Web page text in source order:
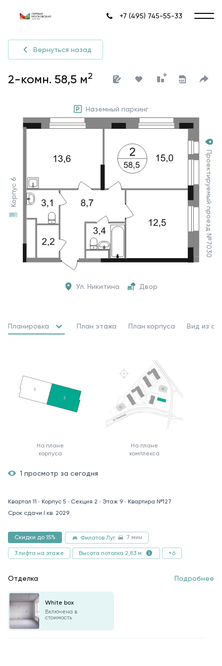
+7 (495) 745-55-33
Вернуться назад
2-комн. 58,5 м2
Корпус 6 Проектируемый проезд №7030
Ул. Никитина Двор
Наземный паркинг
Планировка План этажа План корпуса Вид из
На плане
корпуса
На плане
комплекса
1 просмотр за сегодня
Квартал 11 Корпус 5 Секция 2 Этаж 9
Квартира №127
Срок сдачи I кв. 2029
Скидки до 15% Филатов Луг 7 мин
3 лифта на этаже Высота потолка 2,83 м +6
Отделка Подробнее
White box
Включена в
стоимость